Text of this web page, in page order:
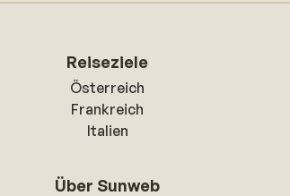
Reiseziele
Österreich
Frankreich
Italien
Über Sunweb